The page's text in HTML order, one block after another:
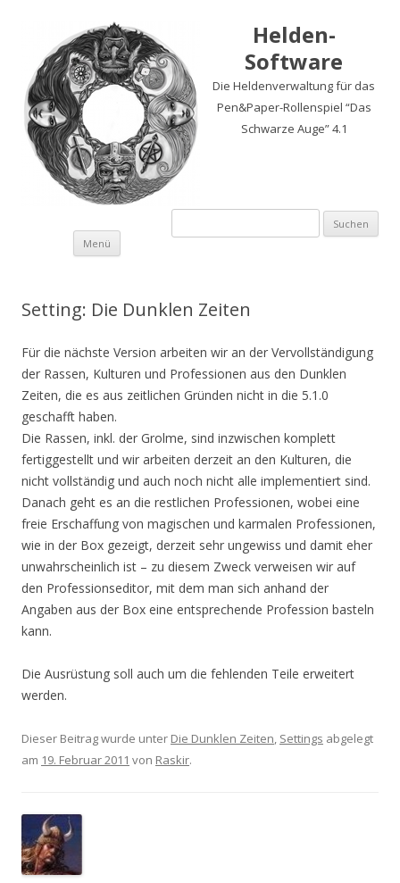
Helden-
Software
Die Heldenverwaltung für das
Pen&Paper-Rollenspiel “Das
Schwarze Auge” 4.1
Suchen
Menü Springe
Inhalt
Setting: Die Dunklen Zeiten
Für die nächste Version arbeiten wir an der Vervollständigung
der Rassen, Kulturen und Professionen aus den Dunklen
Zeiten, die es aus zeitlichen Gründen nicht in die 5.1.0
geschafft haben.
Die Rassen, inkl. der Grolme, sind inzwischen komplett
fertiggestellt und wir arbeiten derzeit an den Kulturen, die
nicht vollständig und auch noch nicht alle implementiert sind.
Danach geht es an die restlichen Professionen, wobei eine
freie Erschaffung von magischen und karmalen Professionen,
wie in der Box gezeigt, derzeit sehr ungewiss und damit eher
unwahrscheinlich ist – zu diesem Zweck verweisen wir auf
den Professionseditor, mit dem man sich anhand der
Angaben aus der Box eine entsprechende Profession basteln
kann.
Die Ausrüstung soll auch um die fehlenden Teile erweitert
werden.
Dieser Beitrag wurde unter Die Dunklen Zeiten, Settings abgelegt
am 19. Februar 2011 von Raskir.